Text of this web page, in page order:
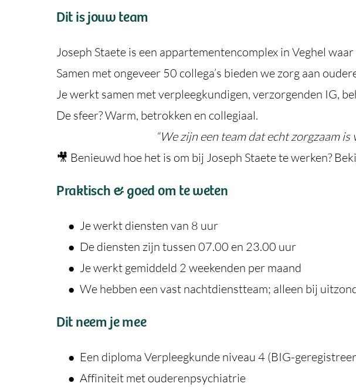
Dit is jouw team
Joseph Staete is een appartementencomplex in Veghel
Samen met ongeveer 50 collega’s bieden we zorg aan
Je werkt samen met verpleegkundigen, verzorgenden IG,
De sfeer? Warm, betrokken en collegiaal.
“We zijn een team dat echt zorgzaam
🎥 Benieuwd hoe het is om bij Joseph Staete te werken?
Praktisch & goed om te weten
Je werkt diensten van 8 uur
De diensten zijn tussen 07.00 en 23.00 uur
Je werkt gemiddeld 2 weekenden per maand
We hebben een vast nachtdienstteam; alleen bij
Dit neem je mee
Een diploma Verpleegkunde niveau 4 (BIG-
Affiniteit met ouderenpsychiatrie